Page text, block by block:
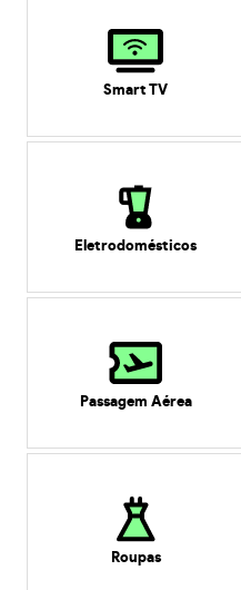
Smart TV
Eletrodomésticos
Passagem Aérea
Roupas